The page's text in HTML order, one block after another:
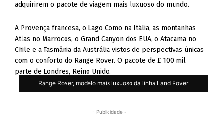
adquirirem o pacote de viagem mais luxuoso do mundo.
A Provença francesa, o Lago Como na Itália, as montanhas
Atlas no Marrocos, o Grand Canyon dos EUA, o Atacama no
Chile e a Tasmânia da Austrália vistos de perspectivas únicas
com o conforto do Range Rover. O pacote de £ 100 mil
parte de Londres, Reino Unido.
Range Rover, modelo mais luxuoso da linha Land Rover
- Publicidade -